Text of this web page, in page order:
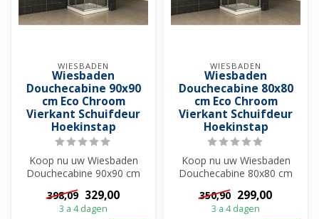
WIESBADEN
Wiesbaden
Douchecabine 90x90
cm Eco Chroom
Vierkant Schuifdeur
Hoekinstap
Koop nu uw Wiesbaden
Douchecabine 90x90 cm
Eco Chroom Vierkant
Schuifdeur Hoekin...
398,09 329,00
3 a 4 dagen
WIESBADEN
Wiesbaden
Douchecabine 80x80
cm Eco Chroom
Vierkant Schuifdeur
Hoekinstap
Koop nu uw Wiesbaden
Douchecabine 80x80 cm
Eco Chroom Vierkant
Schuifdeur Hoekin...
350,90 299,00
3 a 4 dagen